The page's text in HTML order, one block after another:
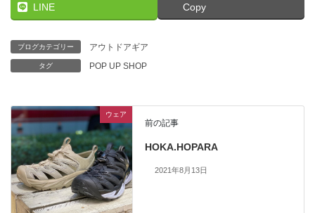
LINE Copy
ブログカテゴリー アウトドアギア
タグ POP UP SHOP
ウェア
前の記事
HOKA.HOPARA
2021年8月13日